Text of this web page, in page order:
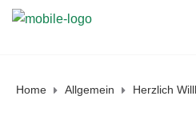
Home Allgemein Herzlich